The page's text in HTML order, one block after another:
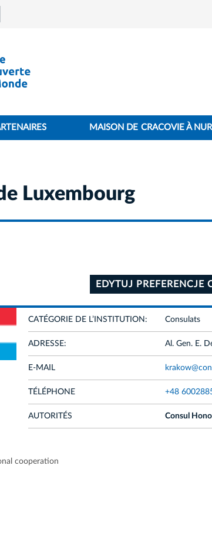
MAISON DE CRACOVIE À
Luxembourg
EDYTUJ PREFERENCJE
CATÉGORIE DE L’INSTITUTION: Consulats
ADRESSE: Al. Gen. E.
E-MAIL
TÉLÉPHONE +48
AUTORITÉS Consul
cooperation